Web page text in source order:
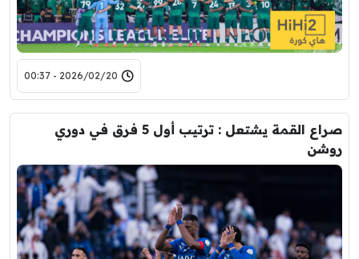
2026/02/20 - 00:37
صراع القمة يشتعل : ترتيب أول 5 فرق في دوري
روشن